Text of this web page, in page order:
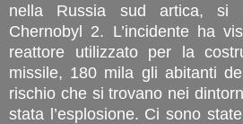
nella Russia sud artica, si
Chernobyl 2. L’incidente ha
reattore utilizzato per la
missile, 180 mila gli abitanti
rischio che si trovano nei
stata l’esplosione. Ci sono